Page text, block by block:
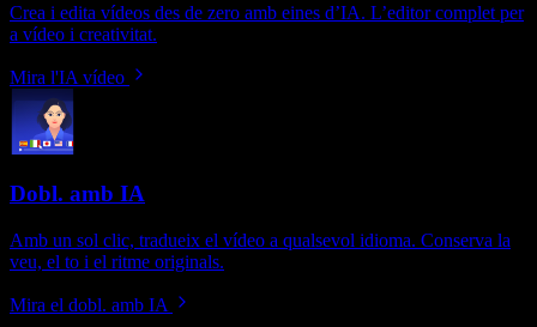
Crea i edita vídeos des de zero amb eines d’IA. L’editor complet per
a vídeo i creativitat.
Mira l'IA vídeo
Dobl. amb IA
Amb un sol clic, tradueix el vídeo a qualsevol idioma. Conserva la
veu, el to i el ritme originals.
Mira el dobl. amb IA